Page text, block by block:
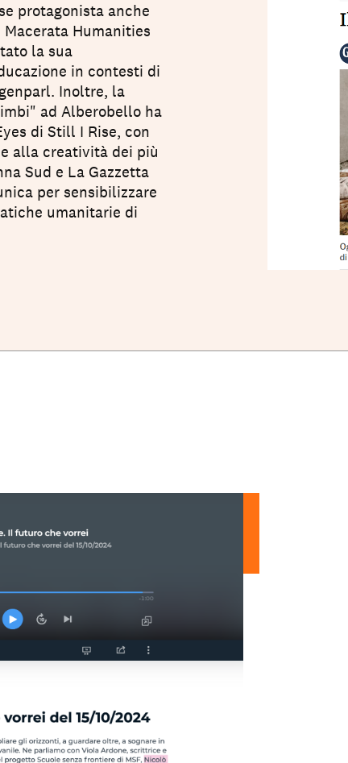
protagonista anche
Humanities
la sua
in contesti di
Inoltre, la
ad Alberobello ha
di Still I Rise, con
alla creatività dei più
Sud e La Gazzetta
per sensibilizzare
umanitarie di